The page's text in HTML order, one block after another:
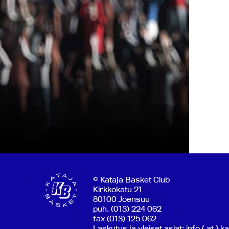
© Kataja Basket Club
Kirkkokatu 21
80100 Joensuu
puh. (013) 224 062
fax (013) 125 062